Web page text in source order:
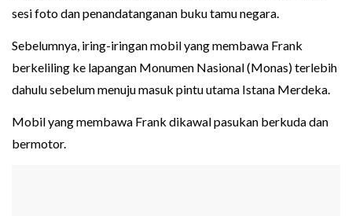
sesi foto dan penandatanganan buku tamu negara.
Sebelumnya, iring-iringan mobil yang membawa Frank
berkeliling ke lapangan Monumen Nasional (Monas) terlebih
dahulu sebelum menuju masuk pintu utama Istana Merdeka.
Mobil yang membawa Frank dikawal pasukan berkuda dan
bermotor.